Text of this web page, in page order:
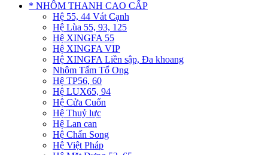
* NHÔM THANH CAO CẤP
Hệ 55, 44 Vát Cạnh
Hệ Lùa 55, 93, 125
Hệ XINGFA 55
Hệ XINGFA VIP
Hệ XINGFA Liền sập, Đa khoang
Nhôm Tấm Tổ Ong
Hệ TP56, 60
Hệ LUX65, 94
Hệ Cửa Cuốn
Hệ Thuỷ lực
Hệ Lan can
Hệ Chấn Song
Hệ Việt Pháp